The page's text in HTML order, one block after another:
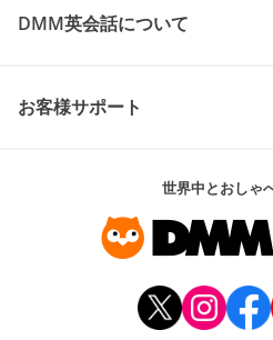
DMM英会話について
お客様サポート
世界中とおしゃ